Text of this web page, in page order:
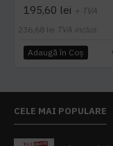
195,60 lei + TVA
236,68 lei TVA inclus
Adaugă în Coş
CELE MAI POPULARE